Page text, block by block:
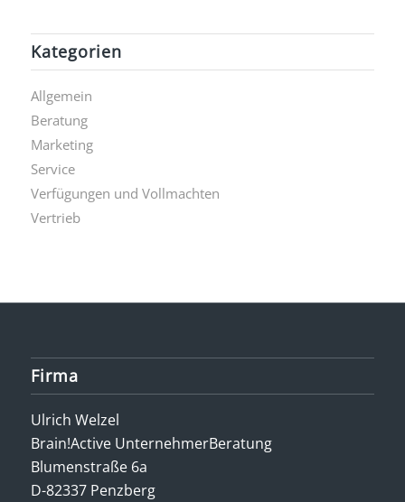
Kategorien
Allgemein
Beratung
Marketing
Service
Verfügungen und Vollmachten
Vertrieb
Firma
Ulrich Welzel
Brain!Active UnternehmerBeratung
Blumenstraße 6a
D-82337 Penzberg